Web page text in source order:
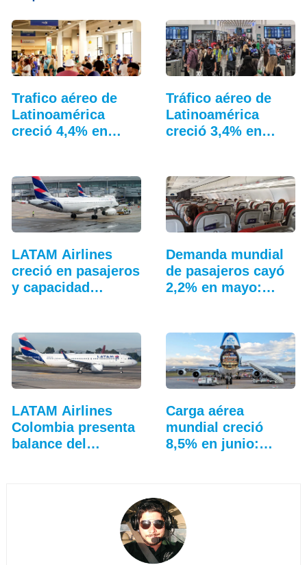
Trafico aéreo de
Latinoamérica
creció 4,4% en
Tráfico aéreo de
Latinoamérica
creció 3,4% en
LATAM Airlines
creció en pasajeros
y capacidad
Demanda mundial
de pasajeros cayó
2,2% en mayo:
LATAM Airlines
Colombia presenta
balance del
Carga aérea
mundial creció
8,5% en junio:…